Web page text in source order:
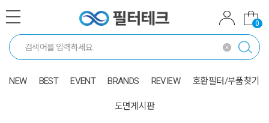
0
NEW BEST EVENT BRANDS REVIEW 호환필터/부품찾기
도면게시판